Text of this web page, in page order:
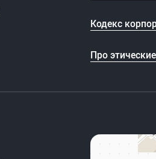
Кодекс
Про